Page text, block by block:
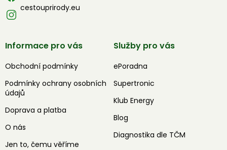
cestouprirody.eu
Informace pro vás
Obchodní podmínky
Podmínky ochrany osobních
údajů
Doprava a platba
O nás
Jen to, čemu věříme
Služby pro vás
ePoradna
Supertronic
Klub Energy
Blog
Diagnostika dle TČM